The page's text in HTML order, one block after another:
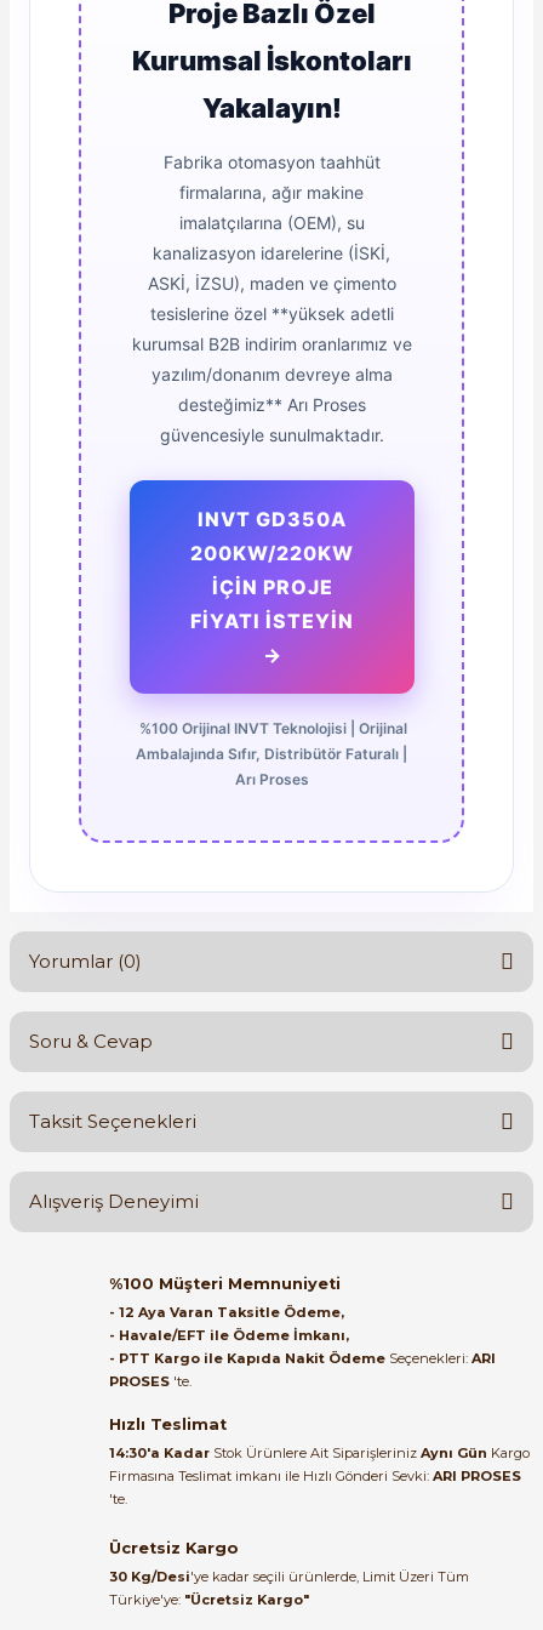
Proje Bazlı Özel
Kurumsal İskontoları
Yakalayın!
Fabrika otomasyon taahhüt
firmalarına, ağır makine
imalatçılarına (OEM), su
kanalizasyon idarelerine (İSKİ,
ASKİ, İZSU), maden ve çimento
tesislerine özel **yüksek adetli
kurumsal B2B indirim oranlarımız ve
yazılım/donanım devreye alma
desteğimiz** Arı Proses
güvencesiyle sunulmaktadır.
INVT GD350A
200KW/220KW
İÇIN PROJE
FİYATI İSTEYİN
→
%100 Orijinal INVT Teknolojisi | Orijinal
Ambalajında Sıfır, Distribütör Faturalı |
Arı Proses
Yorumlar (0)
Bu ürüne ilk yorumu siz yapın!
Soru & Cevap
Ürün hakkında henüz soru sorulmamış.
Taksit Seçenekleri
Alışveriş Deneyimi
Orijinal kutusuyla ertesi gün
ulaştı elimize. Teşekkürler.
B... A... | 27/06/2026
bundan mehmet bey ilgi ve
alakası için teşekkür ederim
muhammed demirci |
Ürün elime eksiksiz ve hasarsız
ulaştı. Paketleme özenliydi,
%100 Müşteri Memnuniyeti
- 12 Aya Varan Taksitle Ödeme,
- Havale/EFT ile Ödeme İmkanı,
- PTT Kargo ile Kapıda Nakit Ödeme Seçenekleri: ARI
PROSES 'te.
Hızlı Teslimat
14:30'a Kadar Stok Ürünlere Ait Siparişleriniz Aynı Gün Kargo
Firmasına Teslimat imkanı ile Hızlı Gönderi Sevki: ARI PROSES
'te.
Ücretsiz Kargo
30 Kg/Desi'ye kadar seçili ürünlerde, Limit Üzeri Tüm
Türkiye'ye: "Ücretsiz Kargo"